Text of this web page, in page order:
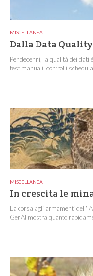
MISCELLANEA
Dalla Data
Per decenni, la qualità dei dati
test manuali, controlli
MISCELLANEA
In crescita le
La corsa agli armamenti
GenAI mostra quanto